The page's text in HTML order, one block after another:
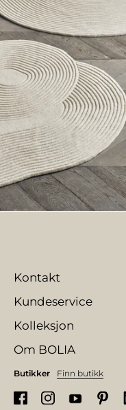
Kontakt
Kundeservice
Kolleksjon
Om BOLIA
Butikker Finn butikk